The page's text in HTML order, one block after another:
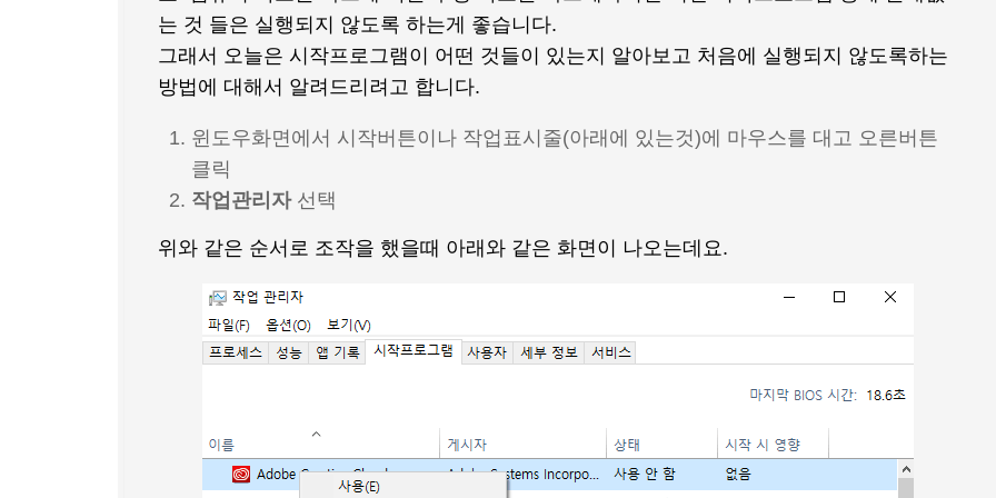
는 것 들은 실행되지 않도록 하는게 좋습니다.
그래서 오늘은 시작프로그램이 어떤 것들이 있는지 알아보고 처음에 실행되지 않도록하는
방법에 대해서 알려드리려고 합니다.
윈도우화면에서 시작버튼이나 작업표시줄(아래에 있는것)에 마우스를 대고 오른버튼
클릭
작업관리자선택
위와 같은 순서로 조작을 했을때 아래와 같은 화면이 나오는데요.